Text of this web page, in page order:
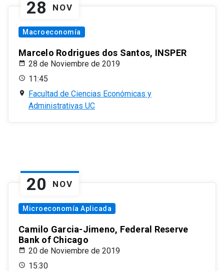
28 NOV
Macroeconomía
Marcelo Rodrigues dos Santos, INSPER
28 de Noviembre de 2019
11:45
Facultad de Ciencias Económicas y
Administrativas UC
20 NOV
Microeconomía Aplicada
Camilo Garcia-Jimeno, Federal Reserve
Bank of Chicago
20 de Noviembre de 2019
15:30